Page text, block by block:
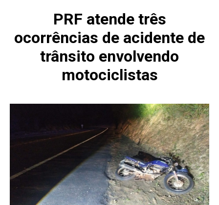
PRF atende três
ocorrências de acidente de
trânsito envolvendo
motociclistas